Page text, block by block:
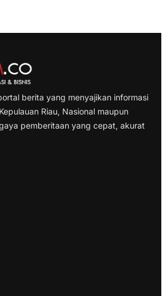
berita yang menyajikan informasi
Riau, Nasional maupun
pemberitaan yang cepat, akurat